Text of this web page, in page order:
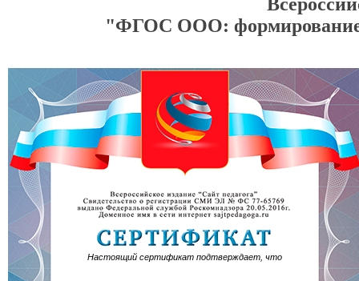
"ФГОС ООО: формирование
Настоящий сертификат подтверждает, что